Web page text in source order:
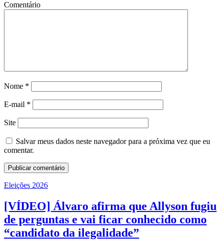
Comentário
Nome *
E-mail *
Site
Salvar meus dados neste navegador para a próxima vez que eu
comentar.
Eleições 2026
[VÍDEO] Álvaro afirma que Allyson fugiu
de perguntas e vai ficar conhecido como
“candidato da ilegalidade”